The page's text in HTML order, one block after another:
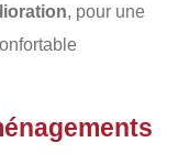
, pour une